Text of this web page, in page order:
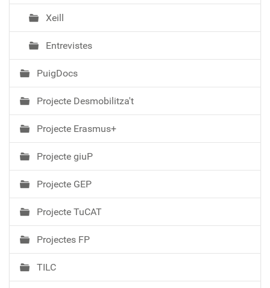
Xeill
Entrevistes
PuigDocs
Projecte Desmobilitza't
Projecte Erasmus+
Projecte giuP
Projecte GEP
Projecte TuCAT
Projectes FP
TILC